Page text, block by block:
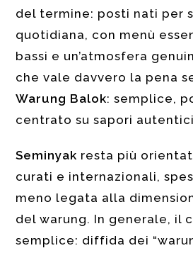
del termine: posti nati per
quotidiana, con menù
bassi e un’atmosfera
che vale davvero la pena
Warung Balok: semplice,
centrato su sapori
Seminyak resta più
curati e internazionali,
meno legata alla
del warung. In generale, il
semplice: diffida dei